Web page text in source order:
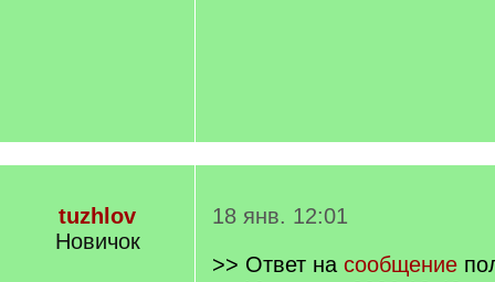
tuzhlov
Новичок
18 янв. 12:01
>> Ответ на сообщение